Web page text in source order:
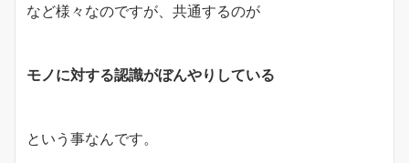
など様々なのですが、共通するのが
モノに対する認識がぼんやりしている
という事なんです。